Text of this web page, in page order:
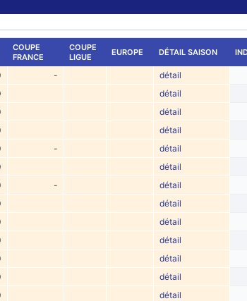
COUPE
FRANCE
COUPE
LIGUE
EUROPE DÉTAIL SAISON
-
détail
détail
détail
détail
-
détail
détail
-
détail
détail
détail
détail
détail
détail
détail